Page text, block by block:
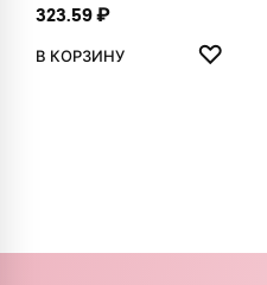
323.59₽
В КОРЗИНУ ♡